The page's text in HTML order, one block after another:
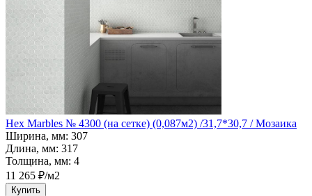
Hex Marbles № 4300 (на сетке) (0,087м2) /31,7*30,7 / Мозаика
Ширина, мм: 307
Длина, мм: 317
Толщина, мм: 4
11 265 ₽/м2
Купить